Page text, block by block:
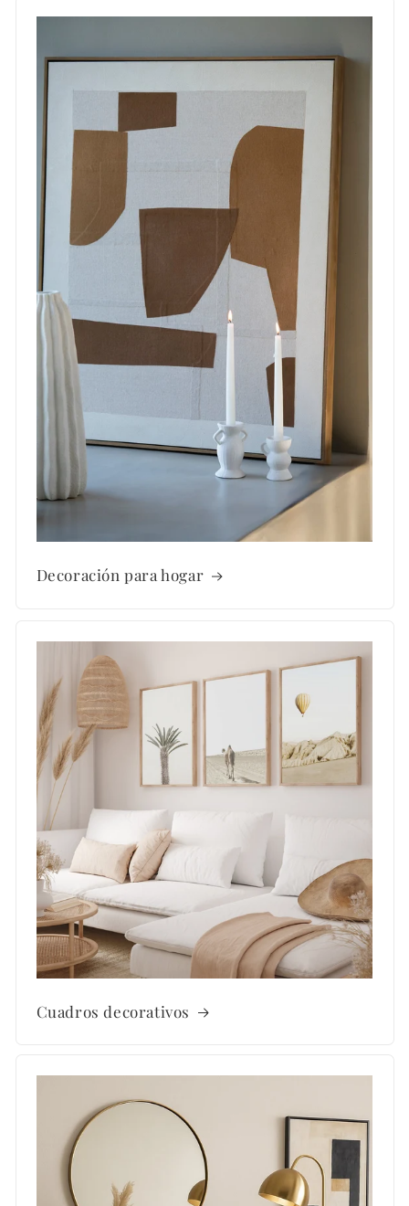
Decoración para hogar
Cuadros decorativos